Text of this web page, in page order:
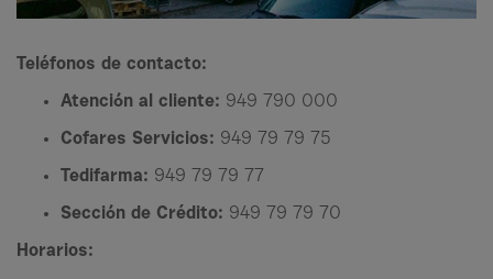
Teléfonos de contacto:
Atención al cliente: 949 790 000
Cofares Servicios: 949 79 79 75
Tedifarma: 949 79 79 77
Sección de Crédito: 949 79 79 70
Horarios: